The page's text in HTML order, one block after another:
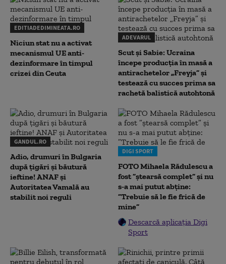
EDITIADEDIMINEATA.RO
Niciun stat nu a activat
mecanismul UE anti-
dezinformare în timpul
crizei din Ceuta
ADEVARUL
Scut și Sabie: Ucraina
începe producția în masă a
antirachetelor „Freyja” și
testează cu succes prima sa
rachetă balistică autohtonă
GANDUL.RO
Adio, drumuri în Bulgaria
după țigări și băutură
ieftine! ANAF și
Autoritatea Vamală au
stabilit noi reguli
DIGI SPORT
FOTO Mihaela Rădulescu a
fost ”ștearsă complet” și nu
s-a mai putut abține:
”Trebuie să le fie frică de
mine”
Descarcă aplicația Digi
Sport